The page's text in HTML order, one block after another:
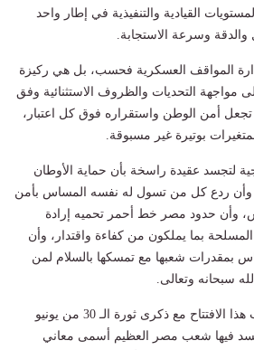
القيادية والتنفيذية في إطار واحد
وسرعة الاستجابة.
المواقف العسكرية فحسب، بل هي ركيزة
مواجهة التحديات والظروف الاستثنائية وفق
أمن الوطن واستقراره فوق كل اعتبار،
بوتيرة غير مسبوقة.
لتجسد عقيدة راسخة بأن حماية الأوطان
وأن ردع كل من تسول له نفسه المساس بأمن
وأن حدود مصر خط أحمر تحميه إرادة
بما يملكون من كفاءة واقتدار، وأن
بمقدرات شعبها مع تمسكها بالسلام لمن
سبحانه وتعالى.
شعب مصر العظيم، يتواكب هذا الافتتاح مع ذكرى ثورة الـ 30 من يونيو
جسد فيها شعب مصر العظيم أسمى معاني